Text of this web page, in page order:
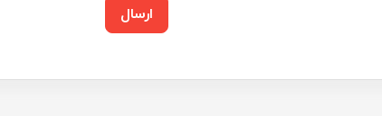
ارسال